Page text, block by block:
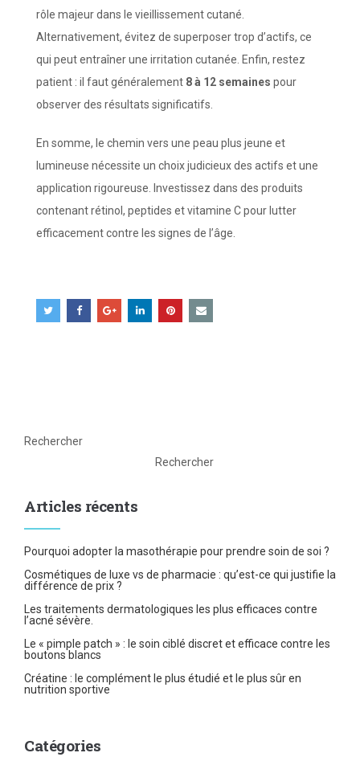
rôle majeur dans le vieillissement cutané.
Alternativement, évitez de superposer trop d’actifs, ce
qui peut entraîner une irritation cutanée. Enfin, restez
patient : il faut généralement 8 à 12 semaines pour
observer des résultats significatifs.
En somme, le chemin vers une peau plus jeune et
lumineuse nécessite un choix judicieux des actifs et une
application rigoureuse. Investissez dans des produits
contenant rétinol, peptides et vitamine C pour lutter
efficacement contre les signes de l’âge.
Rechercher
Rechercher
Articles récents
Pourquoi adopter la masothérapie pour prendre soin de soi ?
Cosmétiques de luxe vs de pharmacie : qu’est-ce qui justifie la
différence de prix ?
Les traitements dermatologiques les plus efficaces contre
l’acné sévère.
Le « pimple patch » : le soin ciblé discret et efficace contre les
boutons blancs
Créatine : le complément le plus étudié et le plus sûr en
nutrition sportive
Catégories